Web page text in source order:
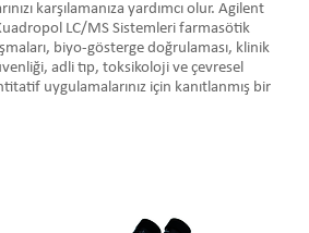
karşılamanıza yardımcı olur. Agilent
LC/MS Sistemleri farmasötik
biyo-gösterge doğrulaması, klinik
adli tıp, toksikoloji ve çevresel
uygulamalarınız için kanıtlanmış bir